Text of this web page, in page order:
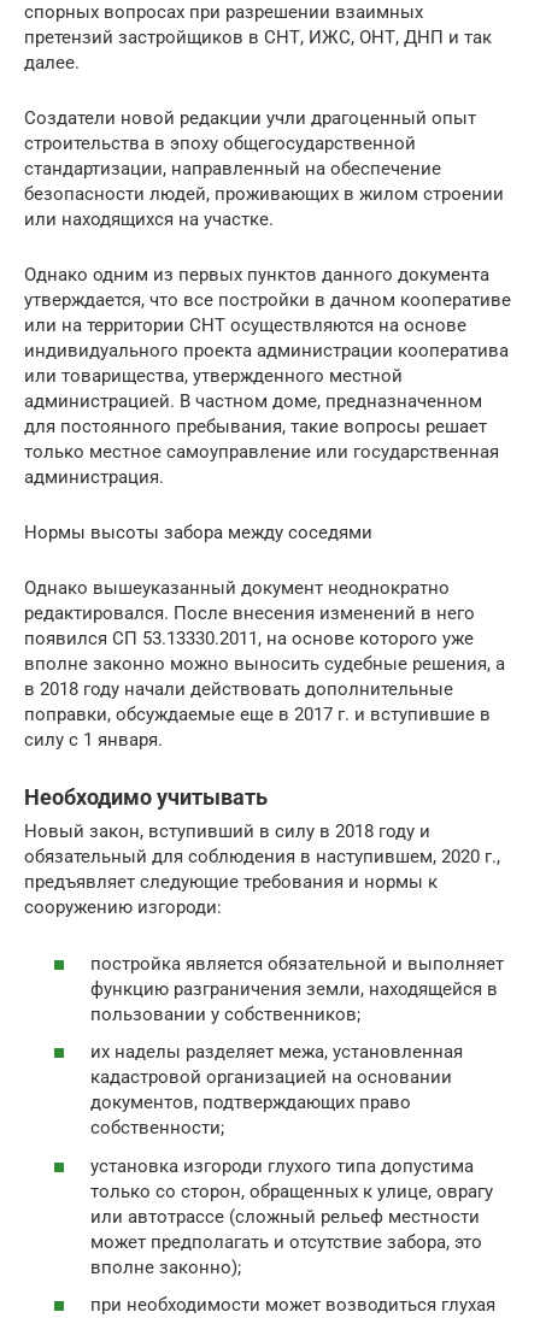
спорных вопросах при разрешении взаимных
претензий застройщиков в СНТ, ИЖС, ОНТ, ДНП и так
далее.
Создатели новой редакции учли драгоценный опыт
строительства в эпоху общегосударственной
стандартизации, направленный на обеспечение
безопасности людей, проживающих в жилом строении
или находящихся на участке.
Однако одним из первых пунктов данного документа
утверждается, что все постройки в дачном кооперативе
или на территории СНТ осуществляются на основе
индивидуального проекта администрации кооператива
или товарищества, утвержденного местной
администрацией. В частном доме, предназначенном
для постоянного пребывания, такие вопросы решает
только местное самоуправление или государственная
администрация.
Нормы высоты забора между соседями
Однако вышеуказанный документ неоднократно
редактировался. После внесения изменений в него
появился СП 53.13330.2011, на основе которого уже
вполне законно можно выносить судебные решения, а
в 2018 году начали действовать дополнительные
поправки, обсуждаемые еще в 2017 г. и вступившие в
силу с 1 января.
Необходимо учитывать
Новый закон, вступивший в силу в 2018 году и
обязательный для соблюдения в наступившем, 2020 г.,
предъявляет следующие требования и нормы к
сооружению изгороди:
постройка является обязательной и выполняет
функцию разграничения земли, находящейся в
пользовании у собственников;
их наделы разделяет межа, установленная
кадастровой организацией на основании
документов, подтверждающих право
собственности;
установка изгороди глухого типа допустима
только со сторон, обращенных к улице, оврагу
или автотрассе (сложный рельеф местности
может предполагать и отсутствие забора, это
вполне законно);
при необходимости может возводиться глухая